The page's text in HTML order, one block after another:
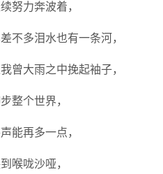
努力奔波着，
不多泪水也有一条河，
曾大雨之中挽起袖子，
整个世界，
能再多一点，
喉咙沙哑，